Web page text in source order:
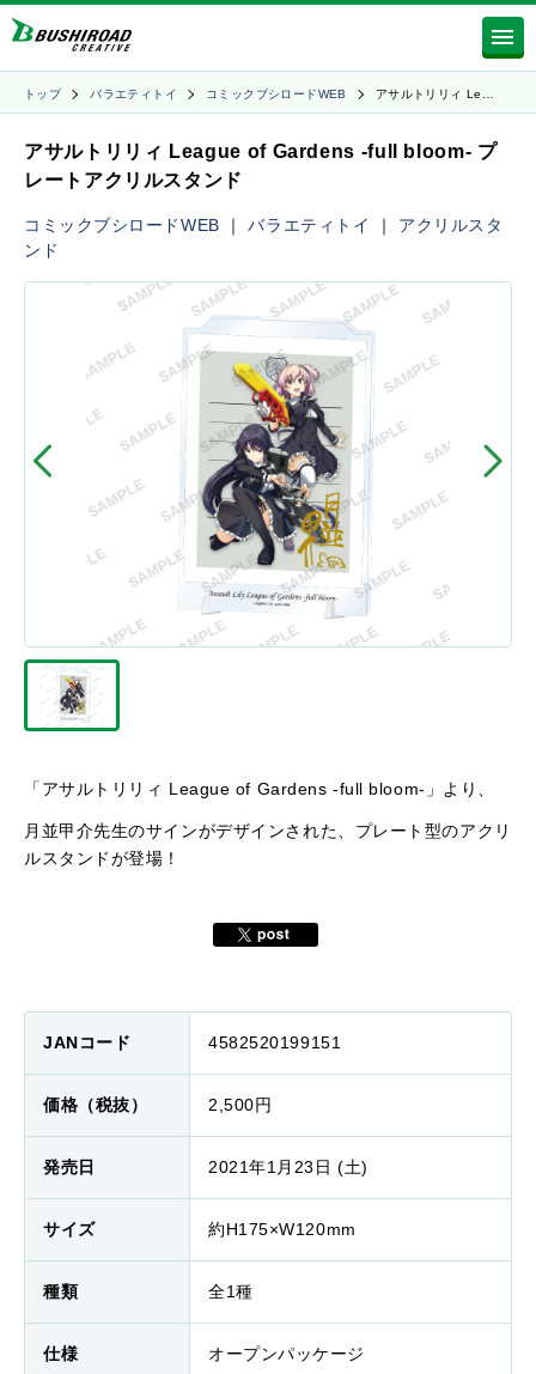
トップ バラエティトイ コミックブシロードWEB アサルトリリィ Le…
アサルトリリィ League of Gardens -full bloom- プ
レートアクリルスタンド
コミックブシロードWEB ｜バラエティトイ ｜ アクリルスタ
ンド
「アサルトリリィ League of Gardens -full bloom-」より、
月並甲介先生のサインがデザインされた、プレート型のアクリ
ルスタンドが登場！
JANコード 4582520199151
価格（税抜） 2,500円
発売日 2021年1月23日 (土)
サイズ 約H175×W120mm
種類 全1種
仕様 オープンパッケージ